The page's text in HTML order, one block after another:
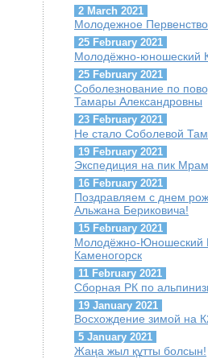
2 March 2021
Молодежное
25 February 2021
Молодёжно-юношеский
25 February 2021
Соболезнование по
Тамары Александровны
23 February 2021
Не стало Соболевой
19 February 2021
Экспедиция на пик
16 February 2021
Поздравляем с днем
Альжана Бериковича!
15 February 2021
Молодёжно-Юношеский
Каменогорск
11 February 2021
Сборная РК по
19 January 2021
Восхождение зимой на
5 January 2021
Жаңа жыл құтты болсын!